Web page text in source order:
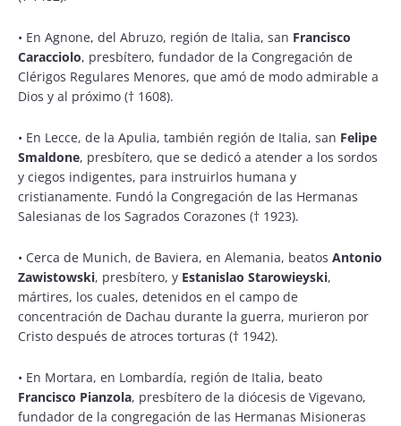
• En Agnone, del Abruzo, región de Italia, san Francisco
Caracciolo, presbítero, fundador de la Congregación de
Clérigos Regulares Menores, que amó de modo admirable a
Dios y al próximo († 1608).
• En Lecce, de la Apulia, también región de Italia, san Felipe
Smaldone, presbítero, que se dedicó a atender a los sordos
y ciegos indigentes, para instruirlos humana y
cristianamente. Fundó la Congregación de las Hermanas
Salesianas de los Sagrados Corazones († 1923).
• Cerca de Munich, de Baviera, en Alemania, beatos Antonio
Zawistowski, presbítero, y Estanislao Starowieyski,
mártires, los cuales, detenidos en el campo de
concentración de Dachau durante la guerra, murieron por
Cristo después de atroces torturas († 1942).
• En Mortara, en Lombardía, región de Italia, beato
Francisco Pianzola, presbítero de la diócesis de Vigevano,
fundador de la congregación de las Hermanas Misioneras